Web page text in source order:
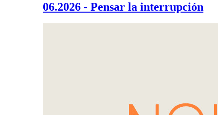
06.2026 - Pensar la interrupción